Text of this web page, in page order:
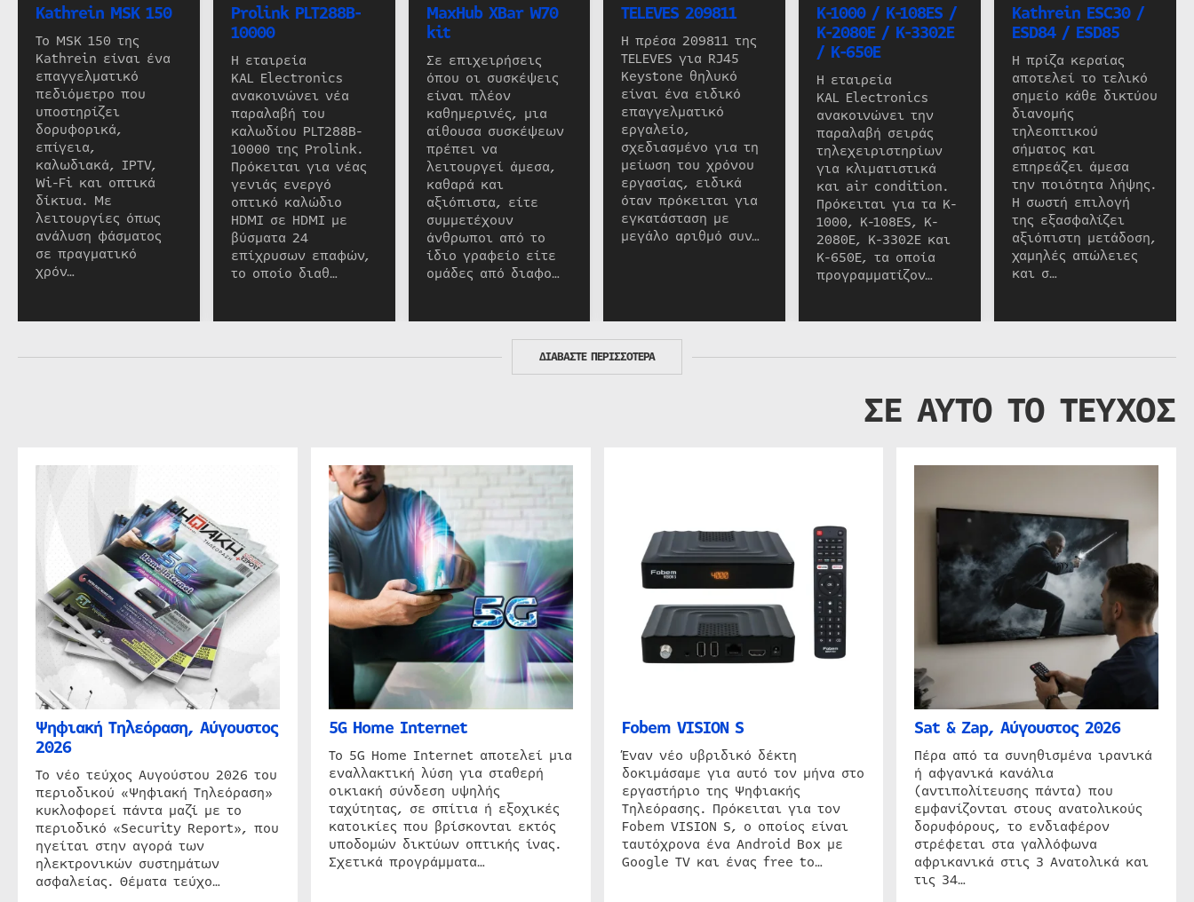
Kathrein MSK 150
Το MSK 150 της
Kathrein είναι ένα
επαγγελματικό
πεδιόμετρο που
υποστηρίζει
δορυφορικά,
επίγεια,
καλωδιακά, IPTV,
Wi-Fi και οπτικά
δίκτυα. Με
λειτουργίες όπως
ανάλυση φάσματος
σε πραγματικό
χρόν…
Prolink PLT288B-
10000
Η εταιρεία
KAL Electronics
ανακοινώνει νέα
παραλαβή του
καλωδίου PLT288B-
10000 της Prolink.
Πρόκειται για νέας
γενιάς ενεργό
οπτικό καλώδιο
HDMI σε HDMI με
βύσματα 24
επίχρυσων επαφών,
το οποίο διαθ…
MaxHub XBar W70
kit
Σε επιχειρήσεις
όπου οι συσκέψεις
είναι πλέον
καθημερινές, μια
αίθουσα συσκέψεων
πρέπει να
λειτουργεί άμεσα,
καθαρά και
αξιόπιστα, είτε
συμμετέχουν
άνθρωποι από το
ίδιο γραφείο είτε
ομάδες από διαφο…
TELEVES 209811
Η πρέσα 209811 της
TELEVES για RJ45
Keystone θηλυκό
είναι ένα ειδικό
επαγγελματικό
εργαλείο,
σχεδιασμένο για τη
μείωση του χρόνου
εργασίας, ειδικά
όταν πρόκειται για
εγκατάσταση με
μεγάλο αριθμό συν…
K-1000 / K-108ES /
K-2080E / K-3302E
/ K-650E
Η εταιρεία
KAL Electronics
ανακοινώνει την
παραλαβή σειράς
τηλεχειριστηρίων
για κλιματιστικά
και air condition.
Πρόκειται για τα K-
1000, K-108ES, K-
2080E, K-3302E και
K-650E, τα οποία
προγραμματίζον…
Kathrein ESC30 /
ESD84 / ESD85
Η πρίζα κεραίας
αποτελεί το τελικό
σημείο κάθε δικτύου
διανομής
τηλεοπτικού
σήματος και
επηρεάζει άμεσα
την ποιότητα λήψης.
Η σωστή επιλογή
της εξασφαλίζει
αξιόπιστη μετάδοση,
χαμηλές απώλειες
και σ…
ΔΙΑΒΑΣΤΕ ΠΕΡΙΣΣΟΤΕΡΑ
ΣΕ ΑΥΤΟ ΤΟ ΤΕΥΧΟΣ
Ψηφιακή Τηλεόραση, Αύγουστος
2026
Το νέο τεύχος Αυγούστου 2026 του
περιοδικού «Ψηφιακή Τηλεόραση»
κυκλοφορεί πάντα μαζί με το
περιοδικό «Security Report», που
ηγείται στην αγορά των
ηλεκτρονικών συστημάτων
ασφαλείας. Θέματα τεύχο…
5G Home Internet
Το 5G Home Internet αποτελεί μια
εναλλακτική λύση για σταθερή
οικιακή σύνδεση υψηλής
ταχύτητας, σε σπίτια ή εξοχικές
κατοικίες που βρίσκονται εκτός
υποδομών δικτύων οπτικής ίνας.
Σχετικά προγράμματα…
Fobem VISION S
Έναν νέο υβριδικό δέκτη
δοκιμάσαμε για αυτό τον μήνα στο
εργαστήριο της Ψηφιακής
Τηλεόρασης. Πρόκειται για τον
Fobem VISION S, ο οποίος είναι
ταυτόχρονα ένα Android Box με
Google TV και ένας free to…
Sat & Zap, Αύγουστος 2026
Πέρα από τα συνηθισμένα ιρανικά
ή αφγανικά κανάλια
(αντιπολίτευσης πάντα) που
εμφανίζονται στους ανατολικούς
δορυφόρους, το ενδιαφέρον
στρέφεται στα γαλλόφωνα
αφρικανικά στις 3 Ανατολικά και
τις 34…